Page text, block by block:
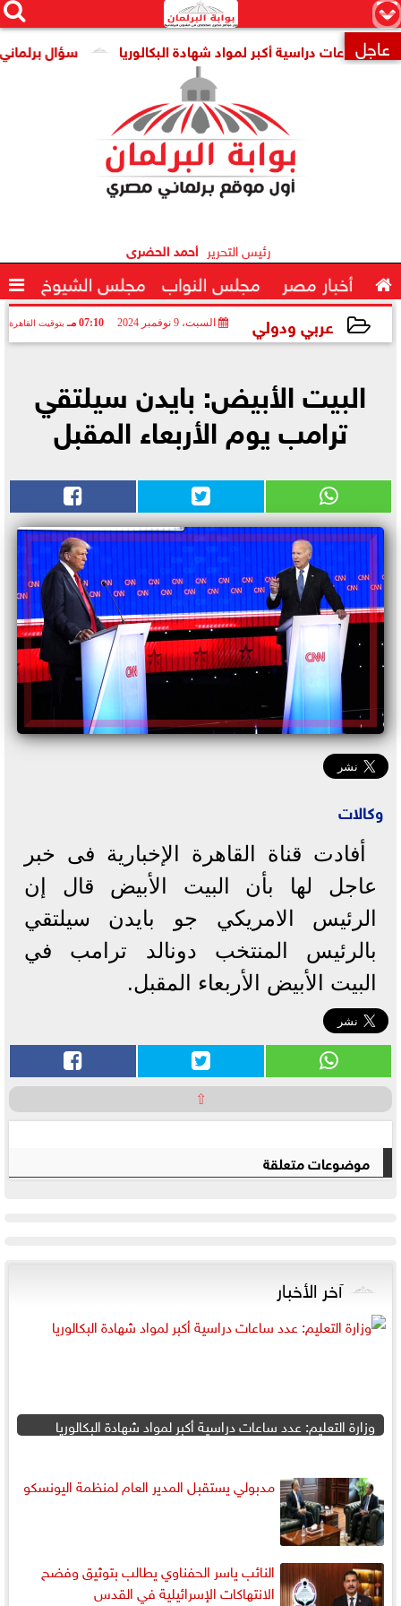
×


 عاجل سؤال برلماني عن ساعات دراسية أكبر لمواد شهادة البكالوريا
رئيس التحرير أحمد الحضرى
 أخبار مصر مجلس النواب مجلس الشيوخ 
عربي ودولي السبت، 9 نوفمبر 2024 07:10 مـ بتوقيت القاهرة
البيت الأبيض: بايدن سيلتقي
ترامب يوم الأربعاء المقبل
وكالات
أفادت قناة القاهرة الإخبارية فى خبر
عاجل لها بأن البيت الأبيض قال إن
الرئيس الامريكي جو بايدن سيلتقي
بالرئيس المنتخب دونالد ترامب في
البيت الأبيض الأربعاء المقبل.
⇧
موضوعات متعلقة
آخر الأخبار
وزارة التعليم: عدد ساعات دراسية أكبر لمواد شهادة البكالوريا
مدبولي يستقبل المدير العام لمنظمة اليونسكو
النائب ياسر الحفناوي يطالب بتوثيق وفضح
الانتهاكات الإسرائيلية في القدس